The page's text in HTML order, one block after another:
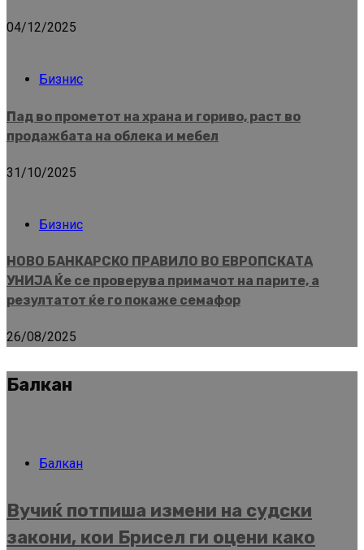
04/12/2025
Бизнис
Пад во прометот на храна и гориво, раст во
продажбата на облека и мебел
31/10/2025
Бизнис
НОВО БАНКАРСКО ПРАВИЛО ВО ЕВРОПСКАТА
УНИЈА Ќе се проверува примачот на парите, а
резултатот ќе го покаже семафор
26/08/2025
Балкан
Балкан
Вучиќ потпиша измени на судски
закони, кои Брисел ги оцени како